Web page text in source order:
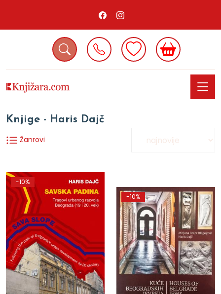
Knjige - Haris Dajč
Žanrovi
-10%
-10%